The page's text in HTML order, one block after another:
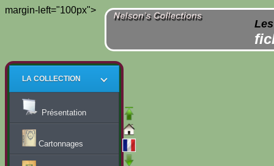
margin-left="100px">
LA COLLECTION
Présentation
Cartonnages